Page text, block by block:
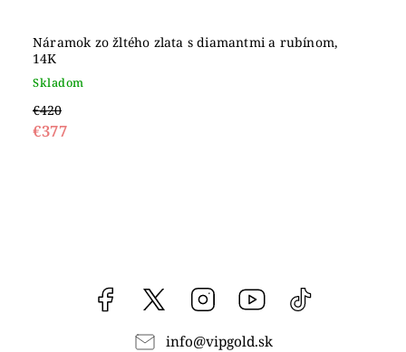
Náramok zo žltého zlata s diamantmi a rubínom,
14K
Skladom
€420
€377
Facebook vipgoldsk Instagram YouTube
info@vipgold.sk